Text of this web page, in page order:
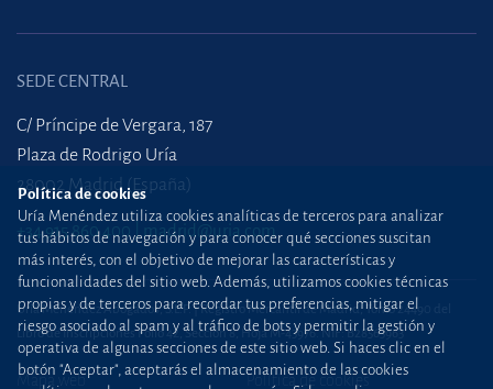
SEDE CENTRAL
C/ Príncipe de Vergara, 187
Plaza de Rodrigo Uría
28002 Madrid (España)
+34 915 860 400 madrid@uria.com
Uría Menéndez Abogados, S.L.P. | Registro Mercantil de Madrid, Tomo 24490 del
Libro de Inscripciones Folio 42, Sección 8, Hoja M-43976. NIF: B28563963
Mapa web Política de cookies
Política de cookies
Uría Menéndez utiliza cookies analíticas de terceros para analizar
tus hábitos de navegación y para conocer qué secciones suscitan
más interés, con el objetivo de mejorar las características y
funcionalidades del sitio web. Además, utilizamos cookies técnicas
propias y de terceros para recordar tus preferencias, mitigar el
riesgo asociado al spam y al tráfico de bots y permitir la gestión y
operativa de algunas secciones de este sitio web. Si haces clic en el
botón "Aceptar", aceptarás el almacenamiento de las cookies